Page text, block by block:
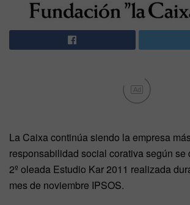
Ad
La Caixa continúa siendo la empresa
responsabilidad social corativa según se
2º oleada Estudio Kar 2011 realizada
mes de noviembre IPSOS.